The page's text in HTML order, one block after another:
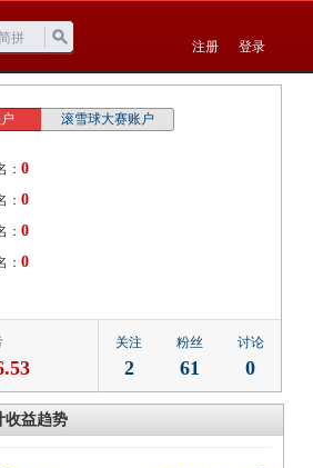
注册 登录
滚雪球大赛账户
： 0
： 0
： 0
： 0
关注
2
粉丝
61
讨论
0
收益趋势